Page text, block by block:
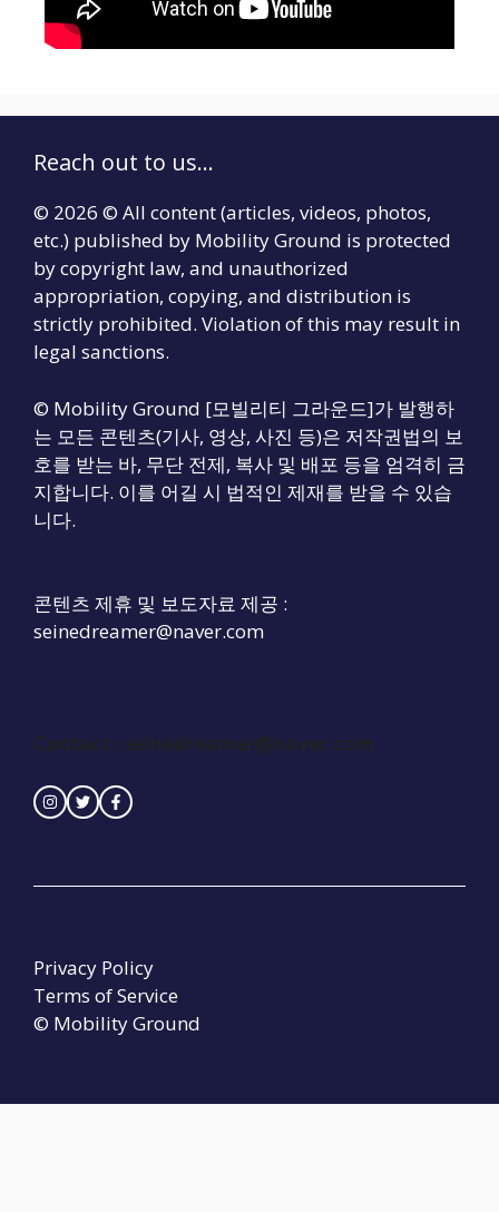
Reach out to us...
© 2026 © All content (articles, videos, photos,
etc.) published by Mobility Ground is protected
by copyright law, and unauthorized
appropriation, copying, and distribution is
strictly prohibited. Violation of this may result in
legal sanctions.
© Mobility Ground [모빌리티 그라운드]가 발행하
는 모든 콘텐츠(기사, 영상, 사진 등)은 저작권법의 보
호를 받는 바, 무단 전제, 복사 및 배포 등을 엄격히 금
지합니다. 이를 어길 시 법적인 제재를 받을 수 있습
니다.
콘텐츠 제휴 및 보도자료 제공 :
seinedreamer@naver.com
Contact : seinedreamer@naver.com
© Mobility Ground
Privacy Policy
Terms of Service